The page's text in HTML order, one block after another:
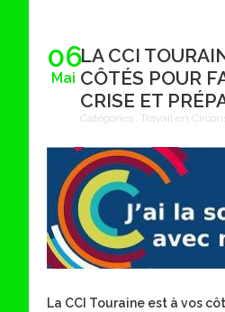
06
Mai
LA CCI
CÔTÉS POUR
CRISE ET
Catégories : Travail en
La CCI Touraine est à vos